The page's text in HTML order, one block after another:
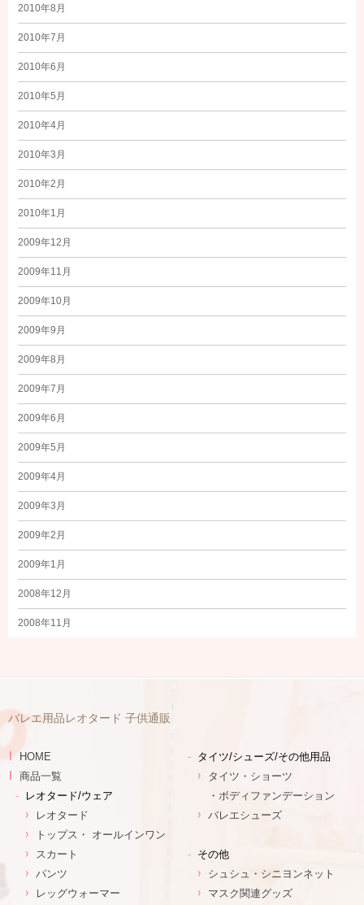
2010年8月
2010年7月
2010年6月
2010年5月
2010年4月
2010年3月
2010年2月
2010年1月
2009年12月
2009年11月
2009年10月
2009年9月
2009年8月
2009年7月
2009年6月
2009年5月
2009年4月
2009年3月
2009年2月
2009年1月
2008年12月
2008年11月
バレエ用品レオタード 子供通販
HOME
商品一覧
レオタード/ウェア
レオタード
トップス・ オールインワン
スカート
パンツ
レッグウォーマー
タイツ/シューズ/その他用品
タイツ・ショーツ
・ボディファンデーション
バレエシューズ
その他
シュシュ・シニヨンネット
マスク関連グッズ